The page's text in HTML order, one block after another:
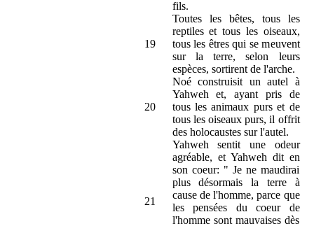
fils.
19
Toutes les bêtes, tous les
reptiles et tous les oiseaux,
tous les êtres qui se meuvent
sur la terre, selon leurs
espèces, sortirent de l'arche.
20
Noé construisit un autel à
Yahweh et, ayant pris de
tous les animaux purs et de
tous les oiseaux purs, il offrit
des holocaustes sur l'autel.
21
Yahweh sentit une odeur
agréable, et Yahweh dit en
son coeur: " Je ne maudirai
plus désormais la terre à
cause de l'homme, parce que
les pensées du coeur de
l'homme sont mauvaises dès